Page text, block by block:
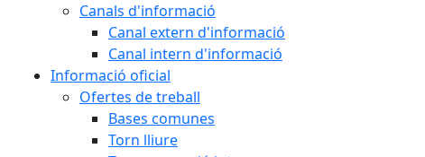
Canals d'informació
Canal extern d'informació
Canal intern d'informació
Informació oficial
Ofertes de treball
Bases comunes
Torn lliure